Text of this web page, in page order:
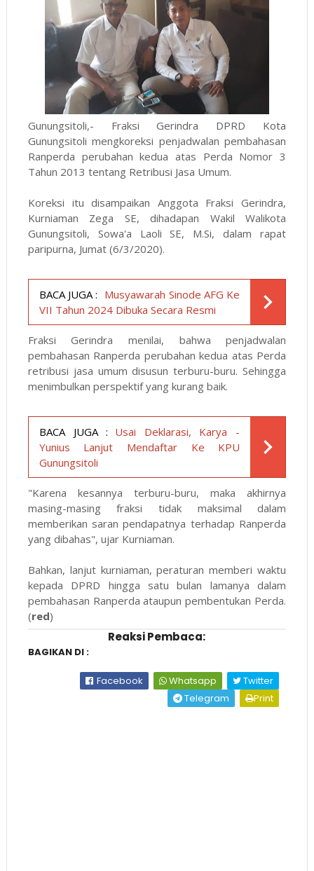
Gunungsitoli,- Fraksi Gerindra DPRD Kota
Gunungsitoli mengkoreksi penjadwalan pembahasan
Ranperda perubahan kedua atas Perda Nomor 3
Tahun 2013 tentang Retribusi Jasa Umum.
Koreksi itu disampaikan Anggota Fraksi Gerindra,
Kurniaman Zega SE, dihadapan Wakil Walikota
Gunungsitoli, Sowa'a Laoli SE, M.Si, dalam rapat
paripurna, Jumat (6/3/2020).
BACA JUGA : Musyawarah Sinode AFG Ke
VII Tahun 2024 Dibuka Secara Resmi
Fraksi Gerindra menilai, bahwa penjadwalan
pembahasan Ranperda perubahan kedua atas Perda
retribusi jasa umum disusun terburu-buru. Sehingga
menimbulkan perspektif yang kurang baik.
BACA JUGA : Usai Deklarasi, Karya -
Yunius Lanjut Mendaftar Ke KPU
Gunungsitoli
"Karena kesannya terburu-buru, maka akhirnya
masing-masing fraksi tidak maksimal dalam
memberikan saran pendapatnya terhadap Ranperda
yang dibahas", ujar Kurniaman.
Bahkan, lanjut kurniaman, peraturan memberi waktu
kepada DPRD hingga satu bulan lamanya dalam
pembahasan Ranperda ataupun pembentukan Perda.
(red)
Reaksi Pembaca:
BAGIKAN DI :
Facebook Whatsapp
Twitter
Telegram
Print